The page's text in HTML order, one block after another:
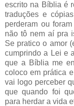
escrito na Bíblia é
traduções e
perderam ou
não tô nem aí pra
Se pratico o amor
cumprindo a Lei e
que a Bíblia me
coloco em prática
vai logo perceber
que quando foi
para herdar a vida